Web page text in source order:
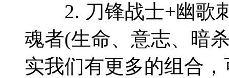
2. 刀锋战士+幽歌刺
魂者(生命、意志、暗
实我们有更多的组合